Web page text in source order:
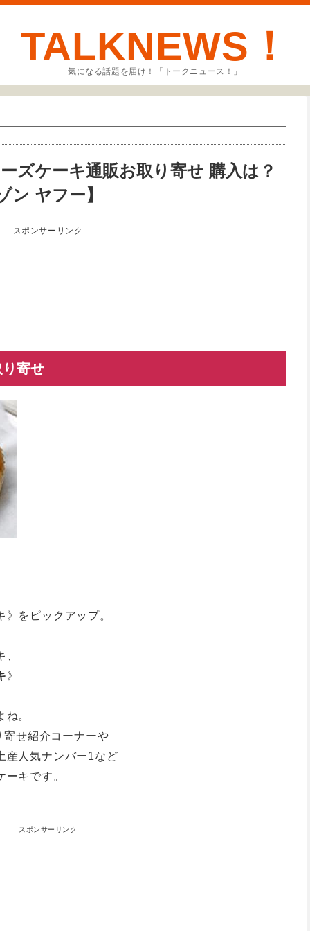
TALKNEWS！
気になる話題を届け！「トークニュース！」
ズケーキ通販お取り寄せ 購入は？
ン ヤフー】
スポンサーリンク
寄せ
をピックアップ。
》
。
せ紹介コーナーや
産人気ナンバー1など
キです。
スポンサーリンク